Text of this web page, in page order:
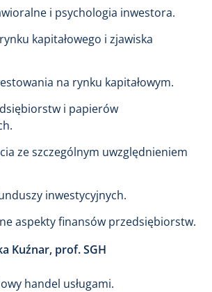
i psychologia inwestora.
kapitałowego i zjawiska
na rynku kapitałowym.
i papierów
ze szczególnym uwzględnieniem
inwestycyjnych.
aspekty finansów przedsiębiorstw.
Kuźnar, prof. SGH
handel usługami.